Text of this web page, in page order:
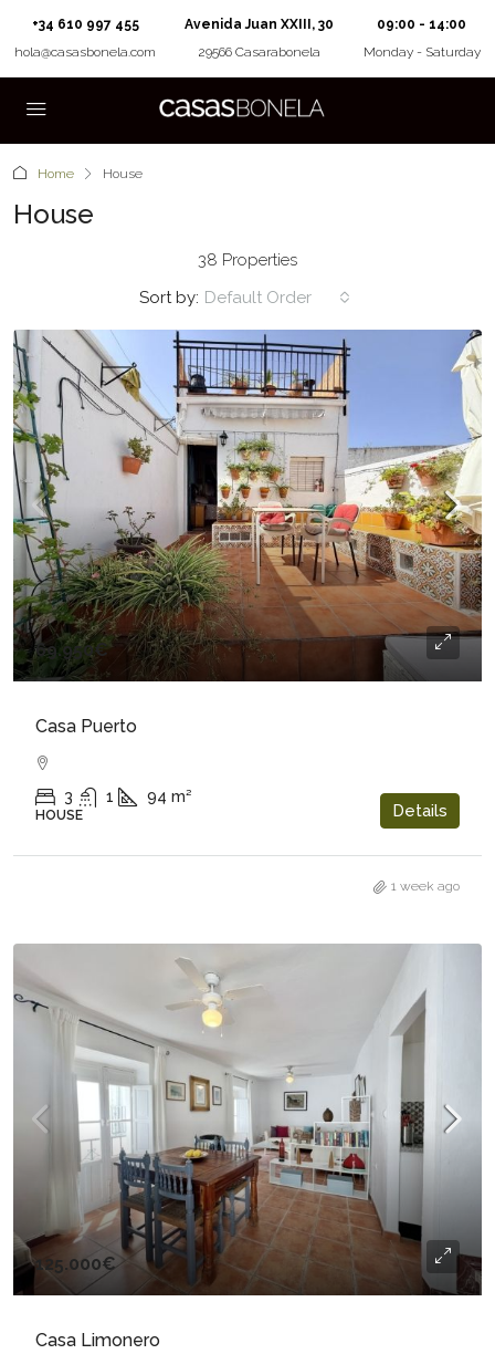
+34 610 997 455
hola@casasbonela.com
Avenida Juan XXIII, 30
29566 Casarabonela
09:00 - 14:00
Monday - Saturday
Home House
House
38 Properties
Sort by: Default Order
69.950€
Casa Puerto
3 1 94 m²
HOUSE Details
1 week ago
125.000€
Casa Limonero